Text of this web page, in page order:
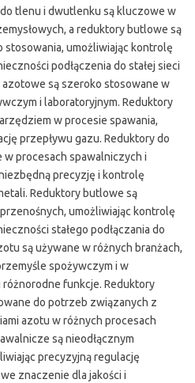
tlenu i dwutlenku są kluczowe w
a reduktory butlowe są
umożliwiając kontrolę
podłączenia do stałej sieci
są szeroko stosowane w
i laboratoryjnym. Reduktory
w procesie spawania,
przepływu gazu. Reduktory do
procesach spawalniczych i
precyzję i kontrolę
Reduktory butlowe są
umożliwiając kontrolę
stałego podłączania do
są używane w różnych branżach,
spożywczym i w
różnorodne funkcje. Reduktory
do potrzeb związanych z
azotu w różnych procesach
są nieodłącznym
precyzyjną regulację
znaczenie dla jakości i